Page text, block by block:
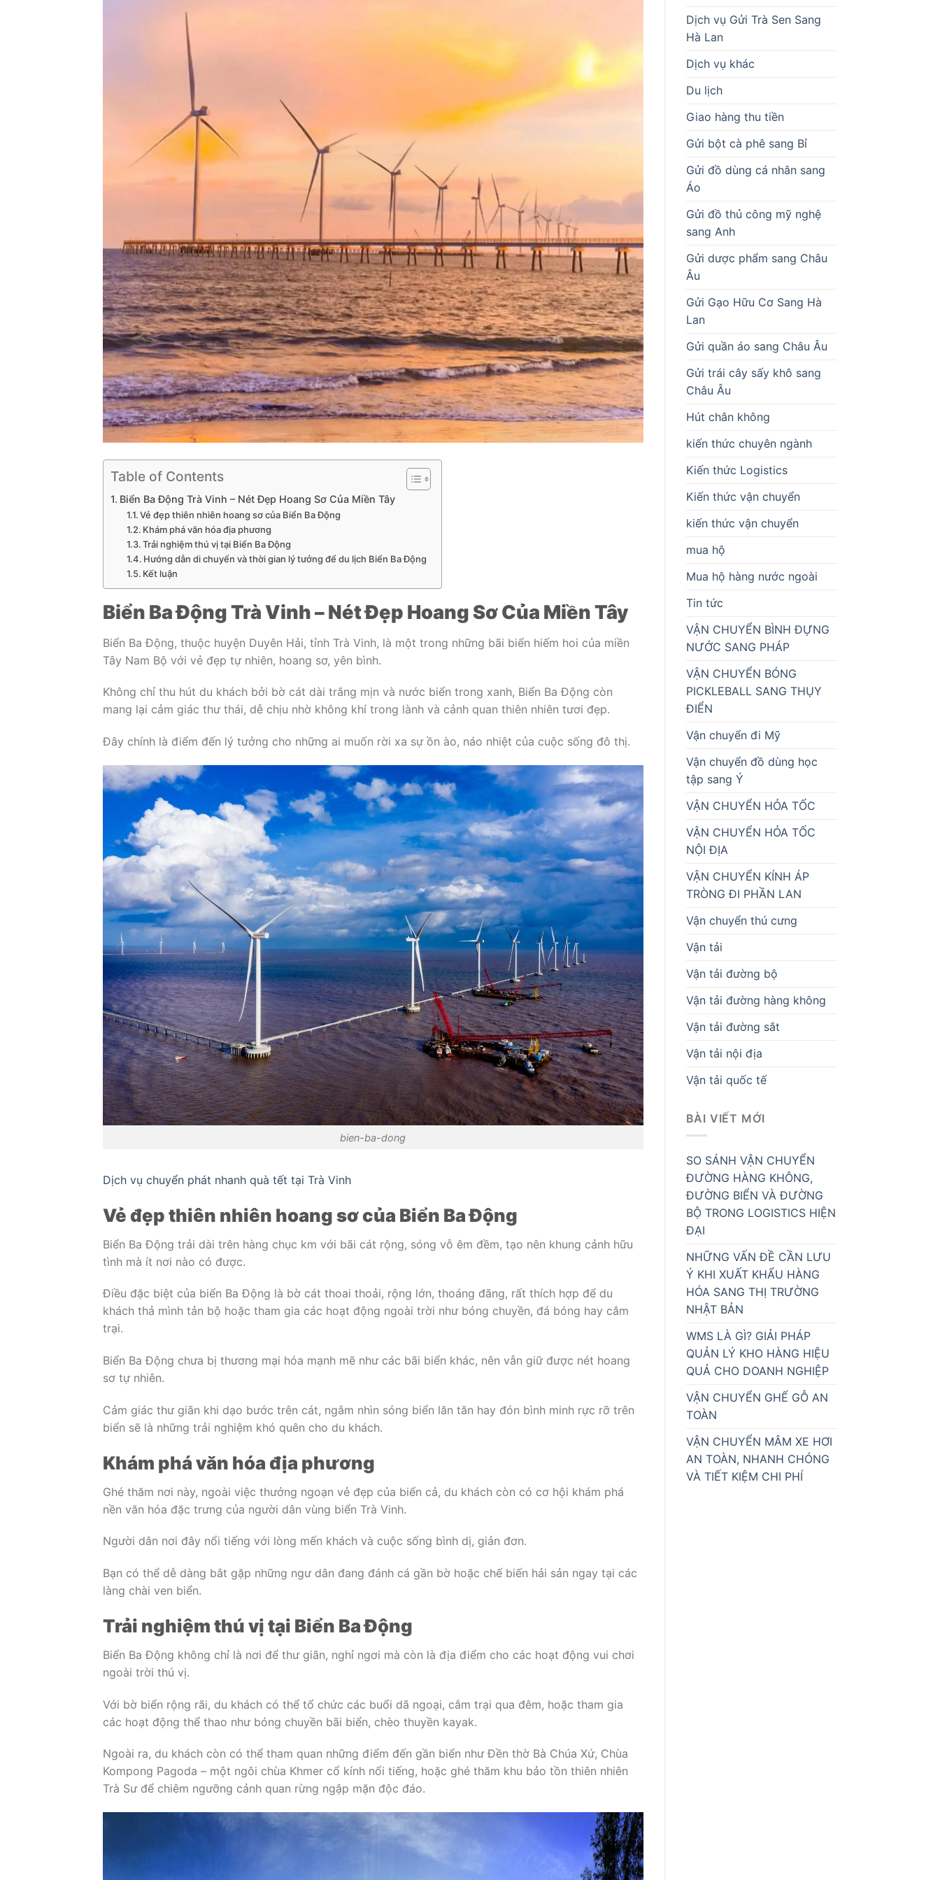
Table of Contents
Biển Ba Động Trà Vinh – Nét Đẹp Hoang Sơ Của Miền Tây
Vẻ đẹp thiên nhiên hoang sơ của Biển Ba Động
Khám phá văn hóa địa phương
Trải nghiệm thú vị tại Biển Ba Động
Hướng dẫn di chuyển và thời gian lý tưởng để du lịch Biển Ba Động
Kết luận
Biển Ba Động Trà Vinh – Nét Đẹp Hoang Sơ Của Miền Tây
Biển Ba Động, thuộc huyện Duyên Hải, tỉnh Trà Vinh, là một trong những bãi biển hiếm hoi của miền
Tây Nam Bộ với vẻ đẹp tự nhiên, hoang sơ, yên bình.
Không chỉ thu hút du khách bởi bờ cát dài trắng mịn và nước biển trong xanh, Biển Ba Động còn
mang lại cảm giác thư thái, dễ chịu nhờ không khí trong lành và cảnh quan thiên nhiên tươi đẹp.
Đây chính là điểm đến lý tưởng cho những ai muốn rời xa sự ồn ào, náo nhiệt của cuộc sống đô thị.
bien-ba-dong
Dịch vụ chuyển phát nhanh quà tết tại Trà Vinh
Vẻ đẹp thiên nhiên hoang sơ của Biển Ba Động
Biển Ba Động trải dài trên hàng chục km với bãi cát rộng, sóng vỗ êm đềm, tạo nên khung cảnh hữu
tình mà ít nơi nào có được.
Điều đặc biệt của biển Ba Động là bờ cát thoai thoải, rộng lớn, thoáng đãng, rất thích hợp để du
khách thả mình tản bộ hoặc tham gia các hoạt động ngoài trời như bóng chuyền, đá bóng hay cắm
trại.
Biển Ba Động chưa bị thương mại hóa mạnh mẽ như các bãi biển khác, nên vẫn giữ được nét hoang
sơ tự nhiên.
Cảm giác thư giãn khi dạo bước trên cát, ngắm nhìn sóng biển lăn tăn hay đón bình minh rực rỡ trên
biển sẽ là những trải nghiệm khó quên cho du khách.
Khám phá văn hóađịa phương
Ghé thăm nơi này, ngoài việc thưởng ngoạn vẻ đẹp của biển cả, du khách còn có cơ hội khám phá
nền văn hóa đặc trưng của người dân vùng biển Trà Vinh.
Người dân nơi đây nổi tiếng với lòng mến khách và cuộc sống bình dị, giản đơn.
Bạn có thể dễ dàng bắt gặp những ngư dân đang đánh cá gần bờ hoặc chế biến hải sản ngay tại các
làng chài ven biển.
Trải nghiệm thú vị tại Biển Ba Động
Biển Ba Động không chỉ là nơi để thư giãn, nghỉ ngơi mà còn là địa điểm cho các hoạt động vui chơi
ngoài trời thú vị.
Với bờ biển rộng rãi, du khách có thể tổ chức các buổi dã ngoại, cắm trại qua đêm, hoặc tham gia
các hoạt động thể thao như bóng chuyền bãi biển, chèo thuyền kayak.
Ngoài ra, du khách còn có thể tham quan những điểm đến gần biển như Đền thờ Bà Chúa Xứ, Chùa
Kompong Pagoda – một ngôi chùa Khmer cổ kính nổi tiếng, hoặc ghé thăm khu bảo tồn thiên nhiên
Trà Sư để chiêm ngưỡng cảnh quan rừng ngập mặn độc đáo.
Dịch vụ Gửi Trà Sen Sang
Hà Lan
Dịch vụ khác
Du lịch
Giao hàng thu tiền
Gửi bột cà phê sang Bỉ
Gửi đồ dùng cá nhân sang
Áo
Gửi đồ thủ công mỹ nghệ
sang Anh
Gửi dược phẩm sang Châu
Âu
Gửi Gạo Hữu Cơ Sang Hà
Lan
Gửi quần áo sang Châu Âu
Gửi trái cây sấy khô sang
Châu Âu
Hút chân không
kiến thức chuyên ngành
Kiến thức Logistics
Kiến thức vận chuyển
kiến thức vận chuyển
mua hộ
Mua hộ hàng nước ngoài
Tin tức
VẬN CHUYỂN BÌNH ĐỰNG
NƯỚC SANG PHÁP
VẬN CHUYỂN BÓNG
PICKLEBALL SANG THỤY
ĐIỂN
Vận chuyển đi Mỹ
Vận chuyển đồ dùng học
tập sang Ý
VẬN CHUYỂN HỎA TỐC
VẬN CHUYỂN HỎA TỐC
NỘI ĐỊA
VẬN CHUYỂN KÍNH ÁP
TRÒNG ĐI PHẦN LAN
Vận chuyển thú cưng
Vận tải
Vận tải đường bộ
Vận tải đường hàng không
Vận tải đường sắt
Vận tải nội địa
Vận tải quốc tế
BÀI VIẾT MỚI
SO SÁNH VẬN CHUYỂN
ĐƯỜNG HÀNG KHÔNG,
ĐƯỜNG BIỂN VÀ ĐƯỜNG
BỘ TRONG LOGISTICS HIỆN
ĐẠI
NHỮNG VẤN ĐỀ CẦN LƯU
Ý KHI XUẤT KHẨU HÀNG
HÓA SANG THỊ TRƯỜNG
NHẬT BẢN
WMS LÀ GÌ? GIẢI PHÁP
QUẢN LÝ KHO HÀNG HIỆU
QUẢ CHO DOANH NGHIỆP
VẬN CHUYỂN GHẾ GỖ AN
TOÀN
VẬN CHUYỂN MÂM XE HƠI
AN TOÀN, NHANH CHÓNG
VÀ TIẾT KIỆM CHI PHÍ